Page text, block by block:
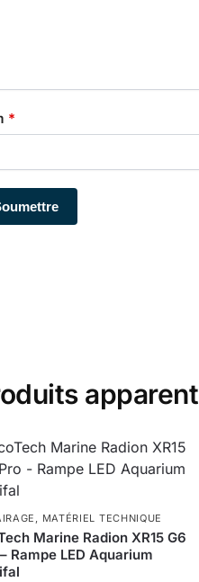
*
, MATÉRIEL TECHNIQUE
Marine Radion XR15 G6
Rampe LED Aquarium